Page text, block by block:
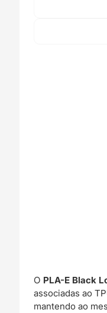
O PLA-E Black
associadas ao
mantendo ao